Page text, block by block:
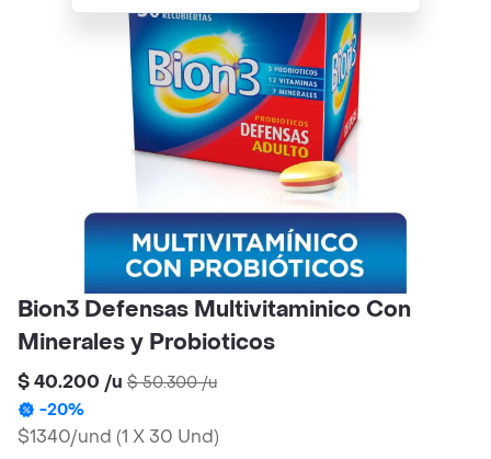
Bion3 Defensas Multivitaminico Con
Minerales y Probioticos
$ 40.200 /u $ 50.300/u
-20%
$1340/und (1 X 30 Und)